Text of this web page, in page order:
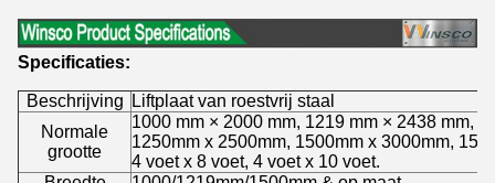
Specificaties:
Beschrijving
Liftplaat van roestvrij staal
Normale
grootte
1000 mm × 2000 mm, 1219 mm × 2438 mm,
1250mm x 2500mm, 1500mm x 3000mm,
4 voet x 8 voet, 4 voet x 10 voet.